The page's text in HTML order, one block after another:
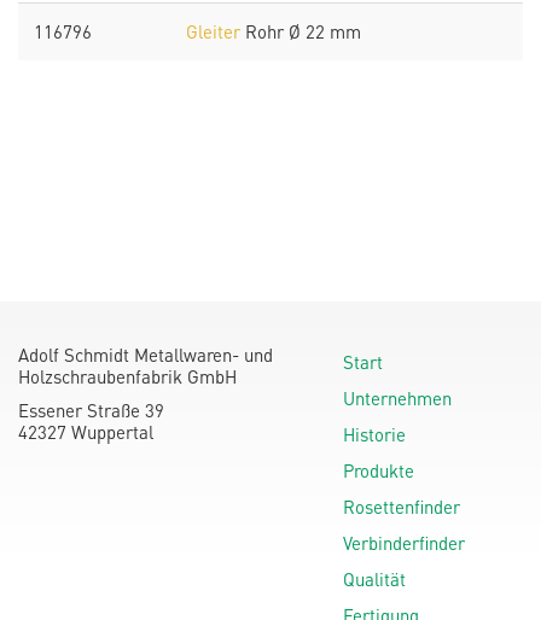
116796 Gleiter Rohr Ø 22 mm
Adolf Schmidt Metallwaren- und
Holzschraubenfabrik GmbH
Essener Straße 39
42327 Wuppertal
Start
Unternehmen
Historie
Produkte
Rosettenfinder
Verbinderfinder
Qualität
Fertigung